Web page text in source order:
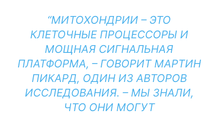
“МИТОХОНДРИИ – ЭТО
КЛЕТОЧНЫЕ ПРОЦЕССОРЫ И
МОЩНАЯ СИГНАЛЬНАЯ
ПЛАТФОРМА, – ГОВОРИТ МАРТИН
ПИКАРД, ОДИН ИЗ АВТОРОВ
ИССЛЕДОВАНИЯ. – МЫ ЗНАЛИ,
ЧТО ОНИ МОГУТ